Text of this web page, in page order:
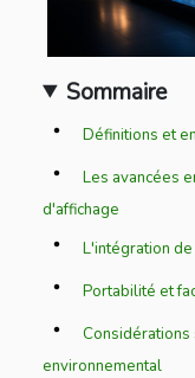
Sommaire
Définitions et
Les avancées
d'affichage
L'intégration
Portabilité et
environnemental